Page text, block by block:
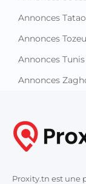
Annonces
Annonces
Annonces Tunis
Annonces
Proxity.tn est une